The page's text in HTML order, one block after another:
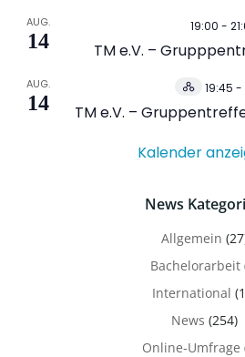
AUG.
14
19:00 -
TM e.V. –
AUG.
14
Hybrid
19:45 -
TM e.V. –
Kalender
News
Allgemein
Bachelorarbeit
International
News (254)
Online-Umfrage